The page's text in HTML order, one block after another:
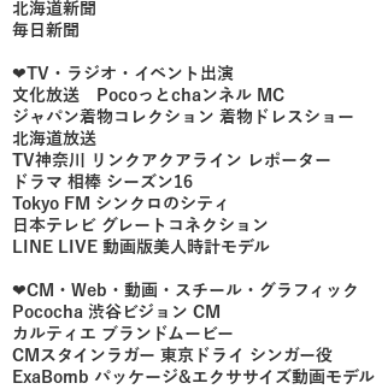
北海道新聞
毎日新聞
❤︎TV・ラジオ・イベント出演
文化放送 Pocoっとchaンネル MC
ジャパン着物コレクション 着物ドレスショー
北海道放送
TV神奈川 リンクアクアライン レポーター
ドラマ 相棒 シーズン16
Tokyo FM シンクロのシティ
日本テレビ グレートコネクション
LINE LIVE 動画版美人時計モデル
❤︎CM・Web・動画・スチール・グラフィック
Pococha 渋谷ビジョン CM
カルティエ ブランドムービー
CMスタインラガー 東京ドライ シンガー役
ExaBomb パッケージ&エクササイズ動画モデル